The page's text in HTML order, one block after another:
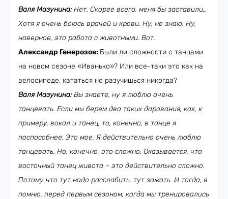
Валя Мазунина:Нет. Скорее всего, меня бы заставили…
Хотя я очень боюсь врачей и крови. Ну, не знаю. Ну,
наверное, это работа с животными. Вот.
Александр Генерозов: Были ли сложности с танцами
на новом сезоне «Иванько»? Или все-таки это как на
велосипеде, кататься не разучишься никогда?
Валя Мазунина:Вы знаете, ну я люблю очень
танцевать. Если мы берем два таких дарования, как, к
примеру, вокал и танец, то, конечно, в танце я
поспособнее. Это мое. Я действительно очень люблю
танцевать. Но, конечно, это сложно. Оказывается, что
восточный танец живота – это действительно сложно.
Потому что тут надо расслабить, тут зажать. И тогда, я
помню, перед первым сезоном, когда мы тренировались